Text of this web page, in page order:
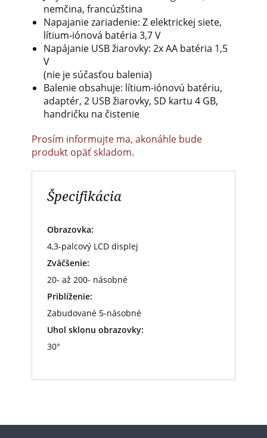
nemčina, francúzština
Napajanie zariadenie: Z elektrickej siete,
lítium-iónová batéria 3,7 V
Napájanie USB žiarovky: 2x AA batéria 1,5
V
(nie je súčasťou balenia)
Balenie obsahuje: lítium-iónovú batériu,
adaptér, 2 USB žiarovky, SD kartu 4 GB,
handričku na čistenie
Prosím informujte ma, akonáhle bude
produkt opäť skladom.
Špecifikácia
Obrazovka:
4,3-palcový LCD displej
Zväčšenie:
20- až 200- násobné
Priblíženie:
Zabudované 5-násobné
Uhol sklonu obrazovky:
30°